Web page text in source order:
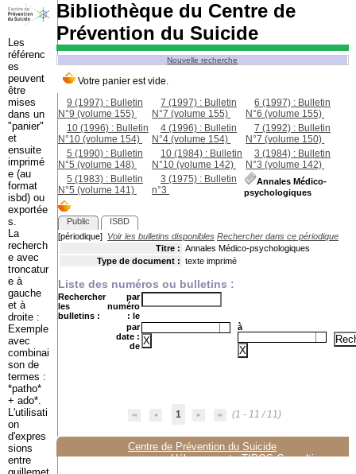
Bibliothèque du Centre de
Prévention du Suicide
Nouvelle recherche
9 (1997) : Bulletin
N°9 (volume 155)
7 (1997) : Bulletin
N°7 (volume 155)
6 (1997) : Bulletin
N°6 (volume 155)
10 (1996) : Bulletin
N°10 (volume 154)
4 (1996) : Bulletin
N°4 (volume 154)
7 (1992) : Bulletin
N°7 (volume 150)
5 (1990) : Bulletin
N°5 (volume 148)
10 (1984) : Bulletin
N°10 (volume 142)
3 (1984) : Bulletin
N°3 (volume 142)
5 (1983) : Bulletin
N°5 (volume 141)
3 (1975) : Bulletin
n°3
Annales Médico-
psychologiques
Public
ISBD
[périodique] Voir les bulletins disponibles Rechercher dans ce périodique
Titre : Annales Médico-psychologiques
Type de document : texte imprimé
Liste des numéros ou bulletins :
Rechercher
les
bulletins :
par
numéro
: le
par
date :
de
à
1 (1 - 11 / 11)
Centre de Prévention du Suicide
Hébergement :TIPOS Consulting
Les
référenc
es
peuvent
être
mises
dans un
"panier"
et
ensuite
imprimé
e (au
format
isbd) ou
exportée
s.
La
recherch
e avec
troncatur
e à
gauche
et à
droite :
Exemple
avec
combinai
son de
termes :
*patho*
+ ado*.
L'utilisati
on
d'expres
sions
entre